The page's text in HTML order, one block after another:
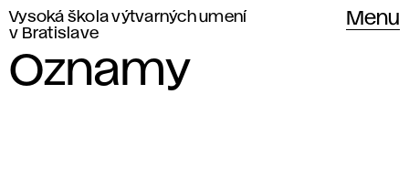
Vysoká škola výtvarných umení
v Bratislave
Menu
Oznamy